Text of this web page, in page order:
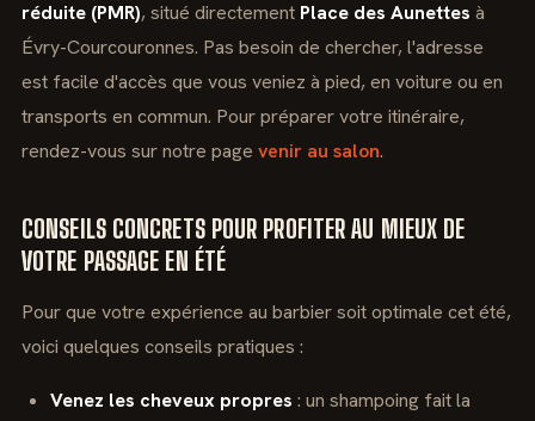
réduite (PMR), situé directement Place des Aunettes à
Évry-Courcouronnes. Pas besoin de chercher, l'adresse
est facile d'accès que vous veniez à pied, en voiture ou en
transports en commun. Pour préparer votre itinéraire,
rendez-vous sur notre page venir au salon.
CONSEILS CONCRETS POUR PROFITER AU MIEUX DE
VOTRE PASSAGE EN ÉTÉ
Pour que votre expérience au barbier soit optimale cet été,
voici quelques conseils pratiques :
Venez les cheveux propres : un shampoing fait la